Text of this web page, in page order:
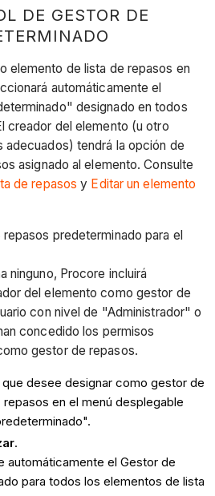
DE GESTOR DE
elemento de lista de repasos en
automáticamente el
designado en todos
creador del elemento (u otro
adecuados) tendrá la opción de
asignado al elemento. Consulte
de repasos y Editar un elemento
predeterminado para el
ninguno, Procore incluirá
del elemento como gestor de
con nivel de "Administrador" o
concedido los permisos
gestor de repasos.
desee designar como gestor de
en el menú desplegable
.
automáticamente el Gestor de
para todos los elementos de lista